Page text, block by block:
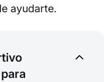
ayudarte.